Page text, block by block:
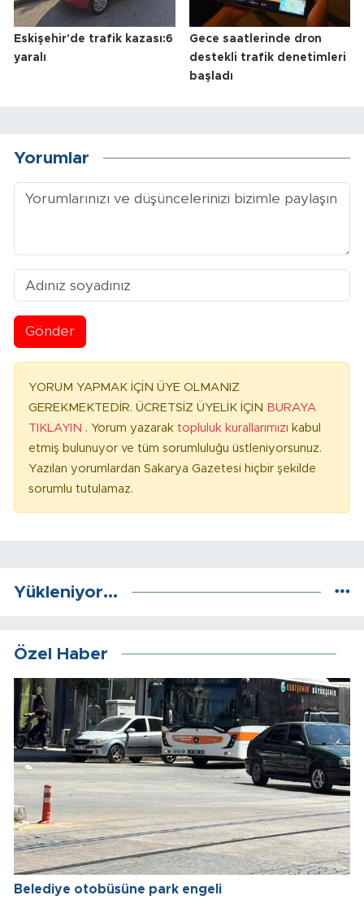
Eskişehir'de trafik kazası:6
yaralı
Gece saatlerinde dron
destekli trafik denetimleri
başladı
Yorumlar
Gönder
YORUM YAPMAK İÇİN ÜYE OLMANIZ
GEREKMEKTEDİR. ÜCRETSİZ ÜYELİK İÇİN BURAYA
TIKLAYIN . Yorum yazarak topluluk kurallarımızı kabul
etmiş bulunuyor ve tüm sorumluluğu üstleniyorsunuz.
Yazılan yorumlardan Sakarya Gazetesi hiçbir şekilde
sorumlu tutulamaz.
Yükleniyor...
Özel Haber
Belediye otobüsüne park engeli